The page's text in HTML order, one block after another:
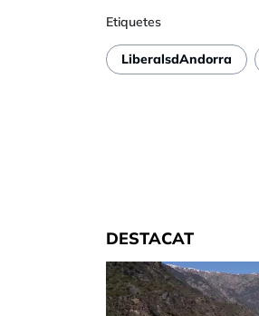
Etiquetes
LiberalsdAndorra
DESTACAT